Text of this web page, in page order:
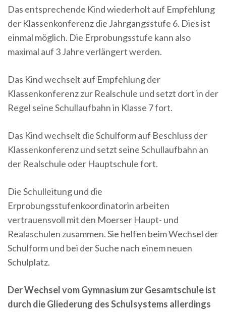
Das entsprechende Kind wiederholt auf Empfehlung
der Klassenkonferenz die Jahrgangsstufe 6. Dies ist
einmal möglich. Die Erprobungsstufe kann also
maximal auf 3 Jahre verlängert werden.
Das Kind wechselt auf Empfehlung der
Klassenkonferenz zur Realschule und setzt dort in der
Regel seine Schullaufbahn in Klasse 7 fort.
Das Kind wechselt die Schulform auf Beschluss der
Klassenkonferenz und setzt seine Schullaufbahn an
der Realschule oder Hauptschule fort.
Die Schulleitung und die
Erprobungsstufenkoordinatorin arbeiten
vertrauensvoll mit den Moerser Haupt- und
Realaschulen zusammen. Sie helfen beim Wechsel der
Schulform und bei der Suche nach einem neuen
Schulplatz.
Der Wechsel vom Gymnasium zur Gesamtschule ist
durch die Gliederung des Schulsystems allerdings